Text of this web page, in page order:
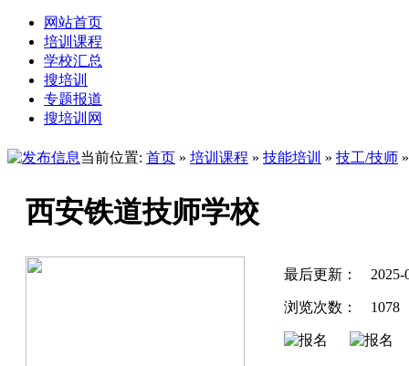
网站首页
培训课程
学校汇总
搜培训
专题报道
搜培训网
当前位置: 首页 » 培训课程 » 技能培训 » 技工/技师 »
西安铁道技师学校
最后更新： 2025-
浏览次数： 1078